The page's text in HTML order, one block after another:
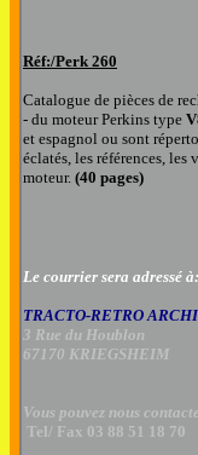
Réf:/Perk 260
Catalogue de pièces de
- du moteur Perkins type
et espagnol ou sont
éclatés, les références, les
moteur. (40 pages)
Le courrier sera adressé à:
TRACTO-RETRO
3 Rue du Houblon
67170 KRIEGSHEIM
Vous pouvez nous
Tel/ Fax 03 88 51 18 70